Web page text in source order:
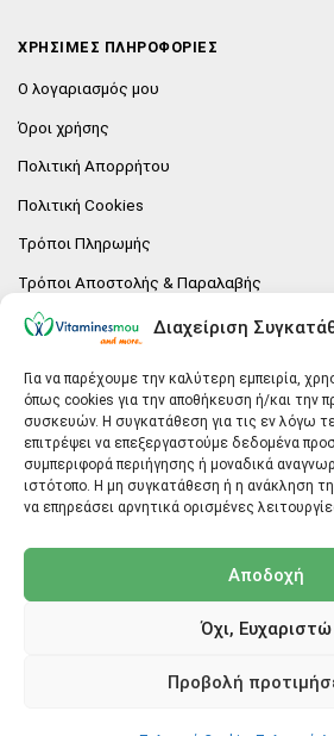
Διαχείριση
Για να παρέχουμε την καλύτερη εμπειρία,
όπως cookies για την αποθήκευση ή/και την
συσκευών. Η συγκατάθεση για τις εν λόγω
επιτρέψει να επεξεργαστούμε δεδομένα
συμπεριφορά περιήγησης ή μοναδικά
ιστότοπο. Η μη συγκατάθεση ή η ανάκληση
να επηρεάσει αρνητικά ορισμένες
Αποδοχή
Όχι, Ευχαριστώ
Προβολή
ΧΡΗΣΙΜΕΣ ΠΛΗΡΟΦΟΡΙΕΣ
Ο λογαριασμός μου
Όροι χρήσης
Πολιτική Απορρήτου
Πολιτική Cookies
Τρόποι Πληρωμής
Τρόποι Αποστολής & Παραλαβής
Πολιτική επιστροφών
E-SHOP
Vitaminesmou.gr.
Άγιος Δημήτριος T.K.17236
Αττική
Copyright ©2026